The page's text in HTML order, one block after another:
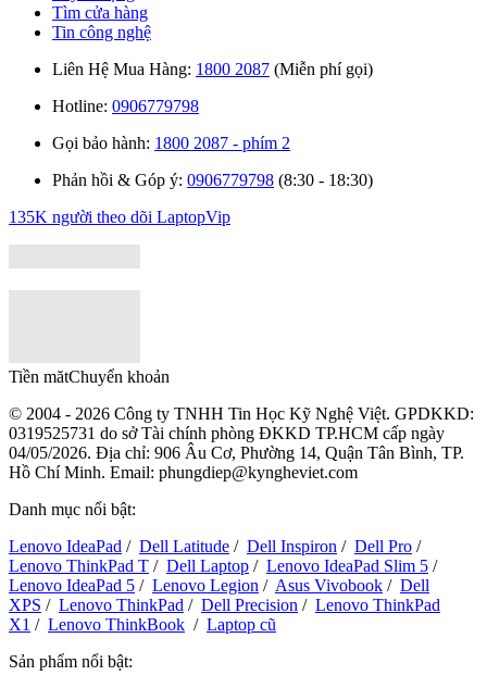
Tìm cửa hàng
Tin công nghệ
Liên Hệ Mua Hàng: 1800 2087 (Miễn phí gọi)
Hotline: 0906779798
Gọi bảo hành: 1800 2087 - phím 2
Phản hồi & Góp ý: 0906779798 (8:30 - 18:30)
135K người theo dõi LaptopVip
Tiền mătChuyển khoản
© 2004 - 2026 Công ty TNHH Tin Học Kỹ Nghệ Việt. GPDKKD:
0319525731 do sở Tài chính phòng ĐKKD TP.HCM cấp ngày
04/05/2026. Địa chỉ: 906 Âu Cơ, Phường 14, Quận Tân Bình, TP.
Hồ Chí Minh. Email: phungdiep@kyngheviet.com
Danh mục nổi bật:
Lenovo IdeaPad / Dell Latitude / Dell Inspiron / Dell Pro /
Lenovo ThinkPad T / Dell Laptop / Lenovo IdeaPad Slim 5 /
Lenovo IdeaPad 5 / Lenovo Legion / Asus Vivobook / Dell
XPS / Lenovo ThinkPad / Dell Precision / Lenovo ThinkPad
X1 / Lenovo ThinkBook / Laptop cũ
Sản phẩm nổi bật: